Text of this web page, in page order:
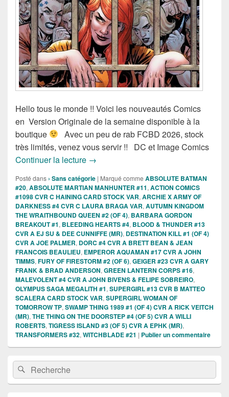
Hello tous le monde !! Voici les nouveautés Comics
en Version Originale de la semaine disponible à la
boutique
Avec un peu de rab FCBD 2026, stock
très limités, venez vous servir !! DC et Image Comics
Continuer la lecture Sortie des comics VO DC et Image
→
Posté dans › Sans catégorie | Marqué comme ABSOLUTE BATMAN
#20, ABSOLUTE MARTIAN MANHUNTER #11, ACTION COMICS
#1098 CVR C HAINING CARD STOCK VAR, ARCHIE X ARMY OF
DARKNESS #4 CVR C LAURA BRAGA VAR, AUTUMN KINGDOM
THE WRAITHBOUND QUEEN #2 (OF 4), BARBARA GORDON
BREAKOUT #1, BLEEDING HEARTS #4, BLOOD & THUNDER #13
CVR A EJ SU & DEE CUNNIFFE (MR), DESTINATION KILL #1 (OF 4)
CVR A JOE PALMER, DORC #4 CVR A BRETT BEAN & JEAN
FRANCOIS BEAULIEU, EMPEROR AQUAMAN #17 CVR A JOHN
TIMMS, FURY OF FIRESTORM #2 (OF 6), GEIGER #23 CVR A GARY
FRANK & BRAD ANDERSON, GREEN LANTERN CORPS #16,
MALEVOLENT #4 CVR A JOHN BIVENS & FELIPE SOBREIRO,
OLYMPUS SAGA MEGALITH #1, SUPERGIRL #13 CVR B MATTEO
SCALERA CARD STOCK VAR, SUPERGIRL WOMAN OF
TOMORROW TP, SWAMP THING 1989 #1 (OF 4) CVR A RICK VEITCH
(MR), THE THING ON THE DOORSTEP #4 (OF 5) CVR A WILLI
ROBERTS, TIGRESS ISLAND #3 (OF 5) CVR A EPHK (MR),
TRANSFORMERS #32, WITCHBLADE #21 | Publier un commentaire
Zone
principale
de
widget
Recherche :Rechercher